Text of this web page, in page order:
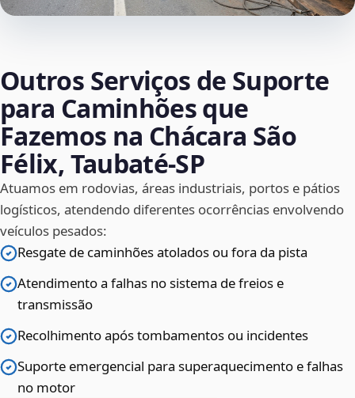
Outros Serviços de Suporte
para Caminhões que
Fazemos na Chácara São
Félix, Taubaté‑SP
Atuamos em rodovias, áreas industriais, portos e pátios
logísticos, atendendo diferentes ocorrências envolvendo
veículos pesados:
Resgate de caminhões atolados ou fora da pista
Atendimento a falhas no sistema de freios e
transmissão
Recolhimento após tombamentos ou incidentes
Suporte emergencial para superaquecimento e falhas
no motor